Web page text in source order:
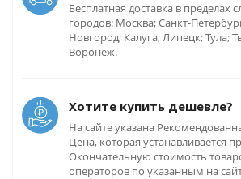
Бесплатная доставка в пределах
городов: Москва; Санкт-
Новгород; Калуга; Липецк; Тула;
Воронеж.
Хотите купить дешевле?
На сайте указана
Цена, которая устанавливается
Окончательную стоимость
операторов по указанным на